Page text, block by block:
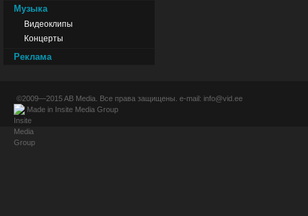
Музыка
Видеоклипы
Концерты
Реклама
©2009—2015AB Media . Все права защищены. e-mail: info@vid.ee
Made in Insite Media Group